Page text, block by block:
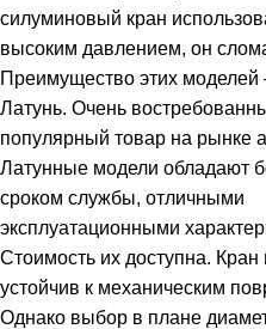
силуминовый кран
высоким давлением, он
Преимущество этих моделей
Латунь. Очень
популярный товар на рынке
Латунные модели обладают
сроком службы, отличными
эксплуатационными
Стоимость их доступна. Кран
устойчив к механическим
Однако выбор в плане